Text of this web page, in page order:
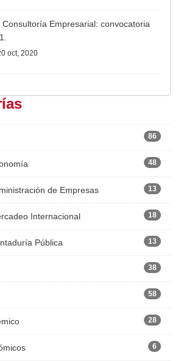
Empresarial: convocatoria
oct, 2020
86
48
de Empresas 13
Internacional 18
Pública 13
38
58
28
6